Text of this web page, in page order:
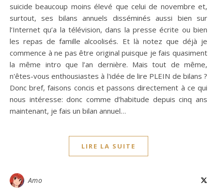
suicide beaucoup moins élevé que celui de novembre et,
surtout, ses bilans annuels disséminés aussi bien sur
l’Internet qu’a la télévision, dans la presse écrite ou bien
les repas de famille alcoolisés. Et là notez que déjà je
commence à ne pas être original puisque je fais quasiment
la même intro que l’an dernière. Mais tout de même,
n'êtes-vous enthousiastes à l'idée de lire PLEIN de bilans ?
Donc bref, faisons concis et passons directement à ce qui
nous intéresse: donc comme d’habitude depuis cinq ans
maintenant, je fais un bilan annuel…
LIRE LA SUITE
Amo